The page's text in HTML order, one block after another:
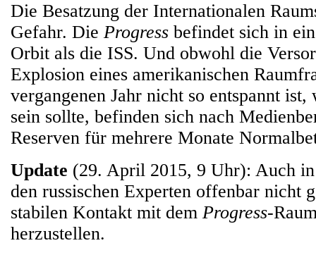
Die Besatzung der Internationalen
Gefahr. Die Progress befindet sich in
Orbit als die ISS. Und obwohl die
Explosion eines amerikanischen
vergangenen Jahr nicht so entspannt
sein sollte, befinden sich nach
Reserven für mehrere Monate
Update (29. April 2015, 9 Uhr): Auch
den russischen Experten offenbar nicht
stabilen Kontakt mit dem Progress-
herzustellen.